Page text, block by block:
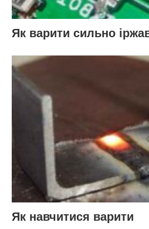
Як варити сильно
Як навчитися варити